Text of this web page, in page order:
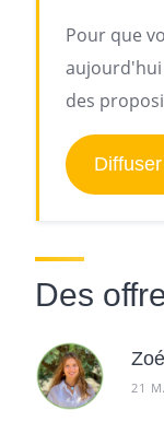
Pour que
des
Des
Zoé
21